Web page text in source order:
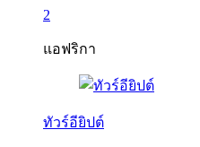
2
แอฟริกา
ทัวร์อียิปต์